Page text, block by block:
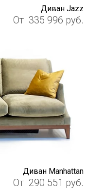
Диван Jazz
От 335 996 руб.
Диван Manhattan
От 290 551 руб.